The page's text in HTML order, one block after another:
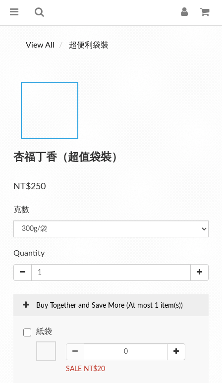
View All 超便利袋裝
杏福丁香（超值袋裝）
NT$250
克數
Quantity
Buy Together and Save More (At most 1 item(s))
紙袋
SALE NT$20